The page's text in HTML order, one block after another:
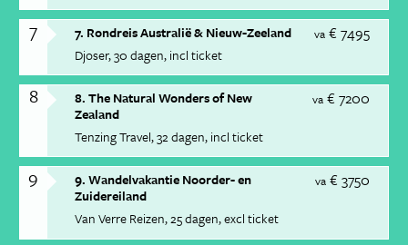
7 va € 7495
7. Rondreis Australië & Nieuw-Zeeland
Djoser 30 dagen incl ticket
8 va € 7200
8. The Natural Wonders of New
Zealand
Tenzing Travel 32 dagen incl ticket
9 va € 3750
9. Wandelvakantie Noorder- en
Zuidereiland
Van Verre Reizen 25 dagen excl ticket